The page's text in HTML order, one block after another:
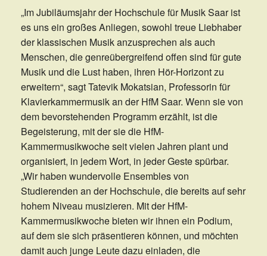
„Im Jubiläumsjahr der Hochschule für Musik Saar ist
es uns ein großes Anliegen, sowohl treue Liebhaber
der klassischen Musik anzusprechen als auch
Menschen, die genreübergreifend offen sind für gute
Musik und die Lust haben, ihren Hör-Horizont zu
erweitern“, sagt Tatevik Mokatsian, Professorin für
Klavierkammermusik an der HfM Saar. Wenn sie von
dem bevorstehenden Programm erzählt, ist die
Begeisterung, mit der sie die HfM-
Kammermusikwoche seit vielen Jahren plant und
organisiert, in jedem Wort, in jeder Geste spürbar.
„Wir haben wundervolle Ensembles von
Studierenden an der Hochschule, die bereits auf sehr
hohem Niveau musizieren. Mit der HfM-
Kammermusikwoche bieten wir ihnen ein Podium,
auf dem sie sich präsentieren können, und möchten
damit auch junge Leute dazu einladen, die